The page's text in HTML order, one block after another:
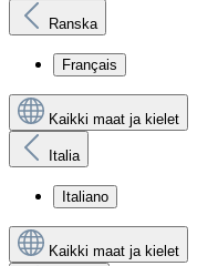
Ranska
Français
Kaikki maat ja kielet
Italia
Italiano
Kaikki maat ja kielet